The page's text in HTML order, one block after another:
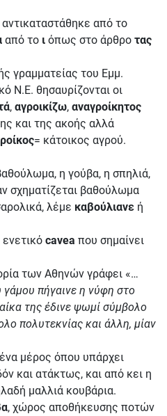
αντικαταστάθηκε από το
από το ι όπως στο άρθρο τας
γραμματείας του Εμμ.
N.E. θησαυρίζονται οι
, αγροικίζω, αναγροίκητος
και της ακοής αλλά
= κάτοικος αγρού.
η γούβα, η σπηλιά,
σχηματίζεται βαθούλωμα
λέμε καβούλιανε ή
cavea που σημαίνει
των Αθηνών γράφει «…
πήγαινε η νύφη στο
της έδινε ψωμί σύμβολο
πολυτεκνίας και άλλη, μίαν
ένα μέρος όπου υπάρχει
και ατάκτως, και από κει η
μαλλιά κουβάρια.
, χώρος αποθήκευσης ποτών